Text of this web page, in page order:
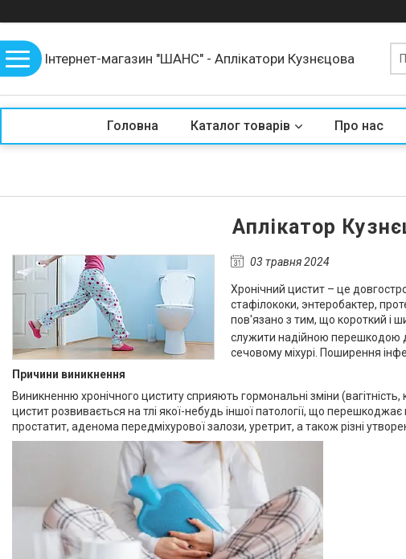
Інтернет-магазин "ШАНС" - Аплікатори Кузнєцова
Головна Каталог товарів Про нас
Аплікатор
03 травня 2024
Хронічний цистит – це
стафілококи, энтеробактер,
пов'язано з тим, що короткий і
служити надійною перешкодою
сечовому міхурі. Поширення
Причини виникнення
Виникненню хронічного циститу сприяють гормональні зміни
цистит розвивається на тлі якої-небудь іншої патології, що
простатит, аденома передміхурової залози, уретрит, а також різні